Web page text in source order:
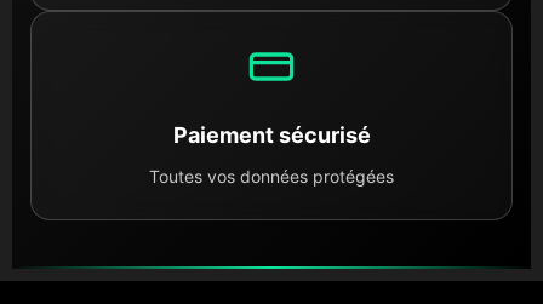
Paiement sécurisé
Toutes vos données protégées